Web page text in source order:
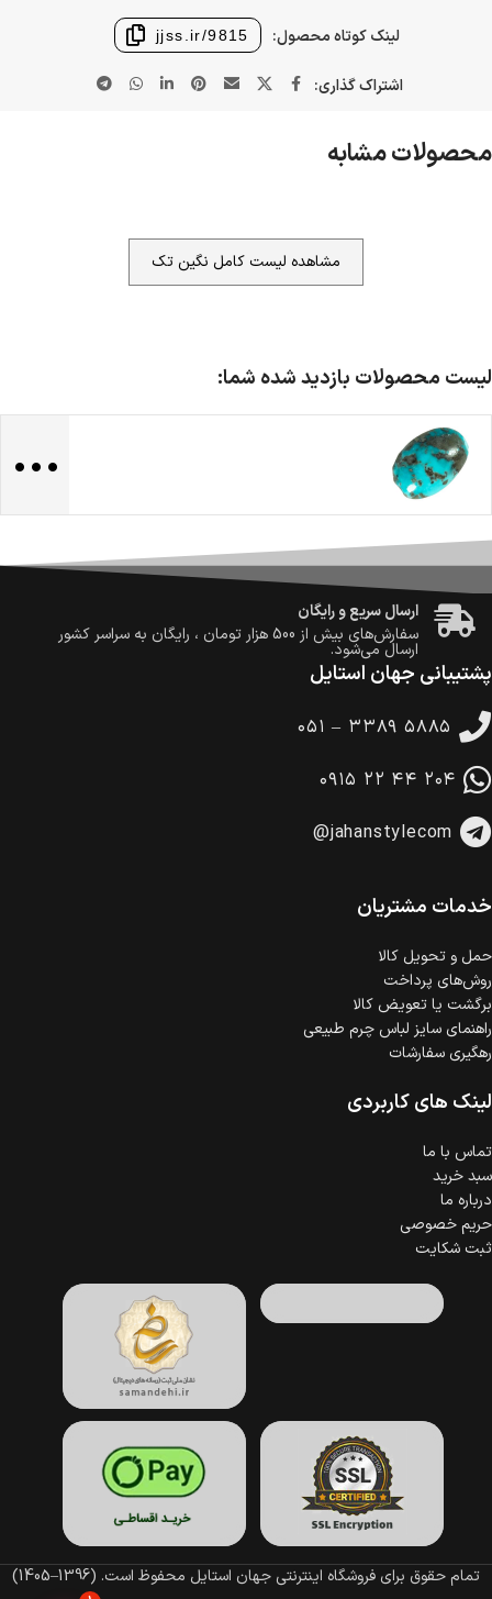
لینک کوتاه محصول: jjss.ir/9815
اشتراک گذاری:
محصولات مشابه
مشاهده لیست کامل نگین تک
لیست محصولات بازدید شده شما:
...
ضمانت اصالت کالا
گارانتی معتبر برای تمامی محصولات ارائه می‌شود.
ارسال سریع و رایگان
سفارش‌های بیش از 500 هزار تومان ، رایگان به سراسر کشور
ارسال می‌شود.
ضمانت بازگشت کالا
در هنگام خرید محصول، امکان انتخاب پرداخت در محل
وجود دارد.
خرید اقساطی با شرایط آسان و بدون ضامن امکان‌پذیر
است.
گارانتی معتبر برای تمامی محصولات ارائه می‌شود.
پشتیبانی جهان استایل
۰۵۱ – ۳۳۸۹ ۵۸۸۵
۰۹۱۵ ۲۲ ۴۴ ۲۰۴
@jahanstylecom
خدمات مشتریان
حمل‌ و تحویل کالا
روش‌های پرداخت
برگشت یا تعویض کالا
راهنمای سایز لباس چرم طبیعی
رهگیری سفارشات
لینک های کاربردی
تماس با ما
سبد خرید
درباره ما
حریم خصوصی
ثبت شکایت
تمام حقوق برای فروشگاه اینترنتی جهان استایل محفوظ است. (1396–1405)